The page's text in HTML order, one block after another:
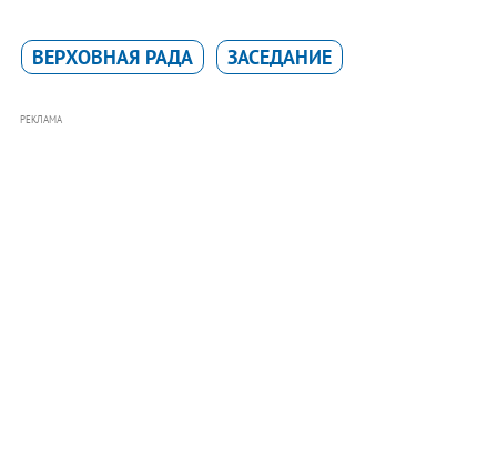
ВЕРХОВНАЯ РАДА ЗАСЕДАНИЕ
РЕКЛАМА